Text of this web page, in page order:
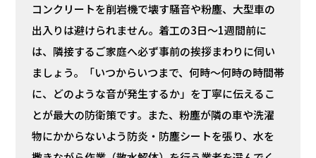
コンクリートを削岩機で壊す騒音や粉塵、大型車の
出入りは避けられません。着工の3日〜1週間前に
は、隣接するご家庭へ必ず事前の挨拶まわりに伺い
ましょう。「いつからいつまで、何時〜何時の時間帯
に、どのような音が発生するか」を丁寧に伝えるこ
とが最大の防衛策です。また、粉塵が隣の車や洗濯
物にかからないよう防炎・防塵シートを張り、水を